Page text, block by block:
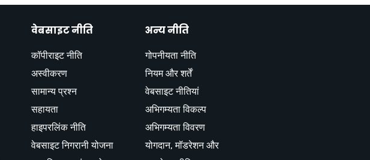
वेबसाइट नीति
कॉपीराइट नीति
अस्वीकरण
सामान्य प्रश्न
सहायता
हाइपरलिंक नीति
वेबसाइट निगरानी योजना
अन्य नीति
गोपनीयता नीति
नियम और शर्तें
वेबसाइट नीतियां
अभिगम्यता विकल्प
अभिगम्यता विवरण
योगदान, मॉडरेशन और